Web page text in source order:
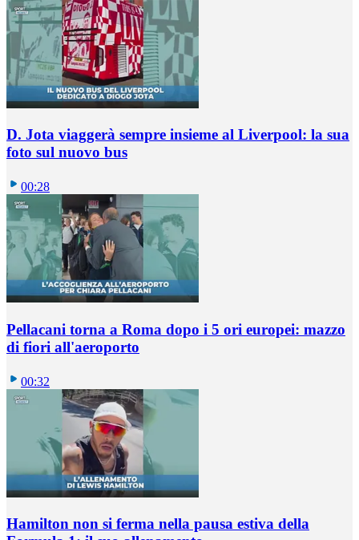
D. Jota viaggerà sempre insieme al Liverpool: la sua
foto sul nuovo bus
00:28
Pellacani torna a Roma dopo i 5 ori europei: mazzo
di fiori all'aeroporto
00:32
Hamilton non si ferma nella pausa estiva della